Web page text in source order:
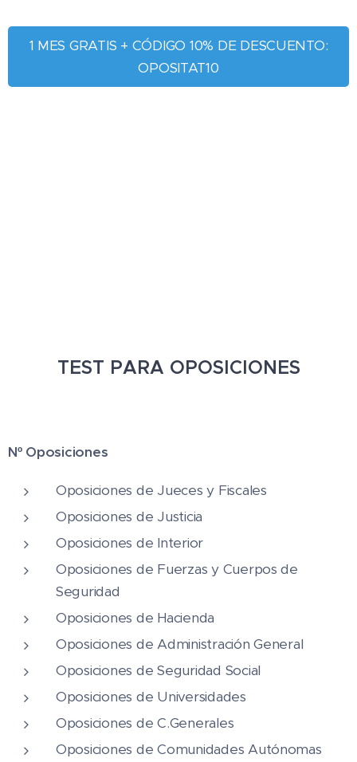
1 MES GRATIS + CÓDIGO 10% DE DESCUENTO:
OPOSITAT10
TEST PARA OPOSICIONES
Nº Oposiciones
Oposiciones de Jueces y Fiscales
Oposiciones de Justicia
Oposiciones de Interior
Oposiciones de Fuerzas y Cuerpos de
Seguridad
Oposiciones de Hacienda
Oposiciones de Administración General
Oposiciones de Seguridad Social
Oposiciones de Universidades
Oposiciones de C.Generales
Oposiciones de Comunidades Autónomas